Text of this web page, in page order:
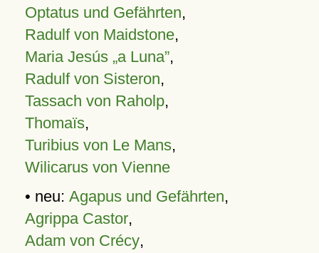
Optatus und Gefährten,
Radulf von Maidstone,
Maria Jesús „a Luna”,
Radulf von Sisteron,
Tassach von Raholp,
Thomaïs,
Turibius von Le Mans,
Wilicarus von Vienne
• neu: Agapus und Gefährten,
Agrippa Castor,
Adam von Crécy,